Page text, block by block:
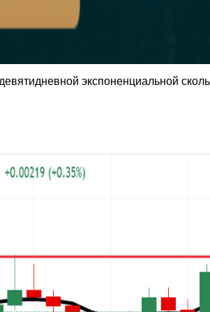
экспоненциальной